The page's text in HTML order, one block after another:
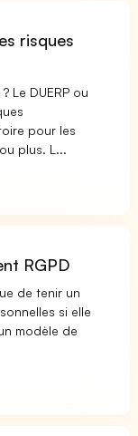
risques
Le DUERP ou
pour les
plus. L...
RGPD
de tenir un
si elle
modèle de